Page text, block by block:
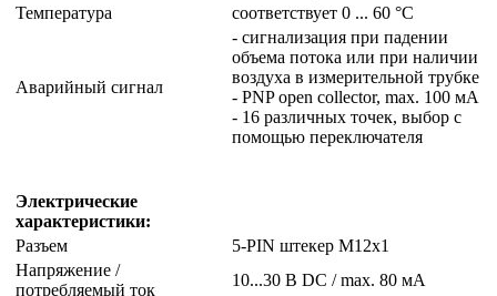
Температура
соответствует 0 ... 60 °C
Аварийный сигнал
- сигнализация при падении
объема потока или при наличии
воздуха в измерительной трубке
- PNP open collector, max. 100 мА
- 16 различных точек, выбор с
помощью переключателя
Электрические
характеристики:
Разъем
5-PIN штекер M12x1
Напряжение /
потребляемый ток
10...30 В DC / max. 80 мА